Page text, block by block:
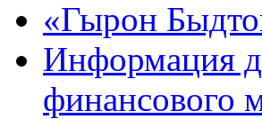
«Гырон
Информация
финансового